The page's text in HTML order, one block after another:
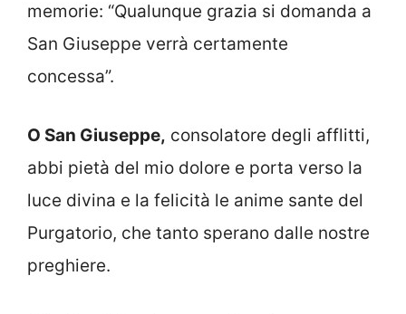
memorie: “Qualunque grazia si domanda a
San Giuseppe verrà certamente
concessa”.
O San Giuseppe, consolatore degli afflitti,
abbi pietà del mio dolore e porta verso la
luce divina e la felicità le anime sante del
Purgatorio, che tanto sperano dalle nostre
preghiere.